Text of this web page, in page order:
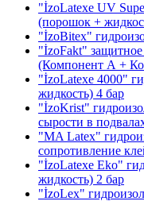
"İzoLatexe UV
(порошок +
"İzoBitex"
"İzoFakt"
(Компонент А +
"İzoLatexe 4000"
жидкость) 4 бар
"İzoKrist"
сырости в
"MA Latex"
сопротивление
"İzoLatexe Eko"
жидкость) 2 бар
"İzoLex"